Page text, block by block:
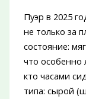
Пуэр в 2025
не только за
состояние:
что
кто часами
типа: сырой